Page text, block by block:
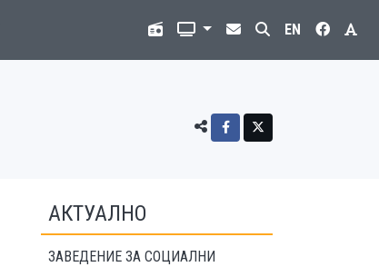
EN
АКТУАЛНО
ЗАВЕДЕНИЕ ЗА СОЦИАЛНИ